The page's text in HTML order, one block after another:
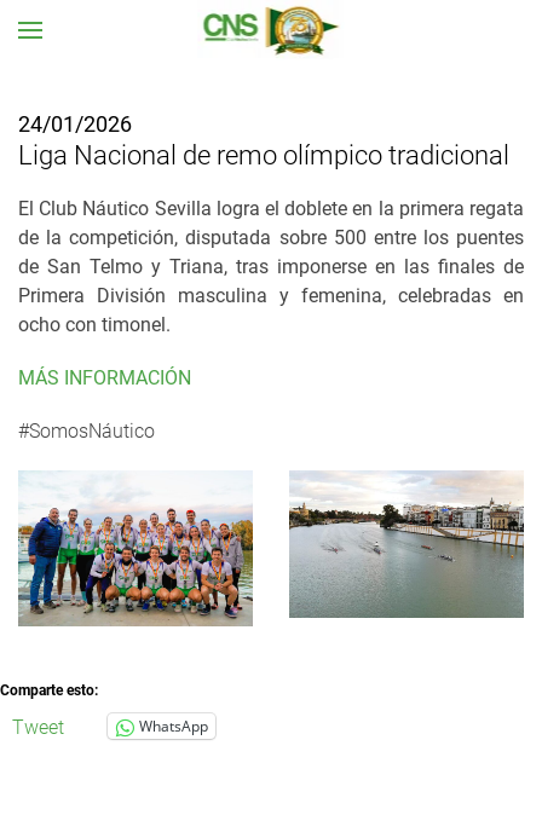
24/01/2026
Liga Nacional de remo olímpico tradicional
El Club Náutico Sevilla logra el doblete en la primera regata
de la competición, disputada sobre 500 entre los puentes
de San Telmo y Triana, tras imponerse en las finales de
Primera División masculina y femenina, celebradas en
ocho con timonel.
MÁS INFORMACIÓN
#SomosNáutico
Comparte esto:
Tweet WhatsApp